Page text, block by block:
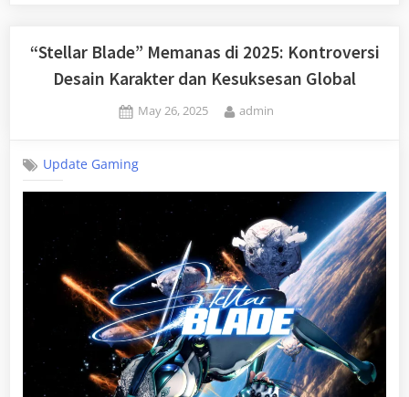
“Stellar Blade” Memanas di 2025: Kontroversi
Desain Karakter dan Kesuksesan Global
Posted
May 26, 2025 By
admin
Update Gaming